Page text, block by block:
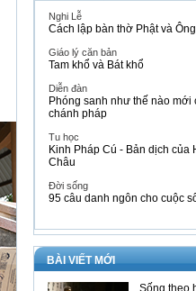
Nghi Lễ
Cách lập bàn thờ Phật và
Giáo lý căn bản
Tam khổ và Bát khổ
Diễn đàn
Phóng sanh như thế nào mới
chánh pháp
Tu học
Kinh Pháp Cú - Bản dịch của
Châu
Đời sống
95 câu danh ngôn cho cuộc
BÀI VIẾT MỚI
Sống theo